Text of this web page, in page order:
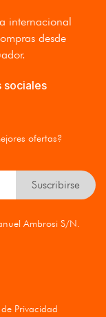
internacional
desde
sociales
ofertas?
Suscribirse
Ambrosi S/N.
Privacidad